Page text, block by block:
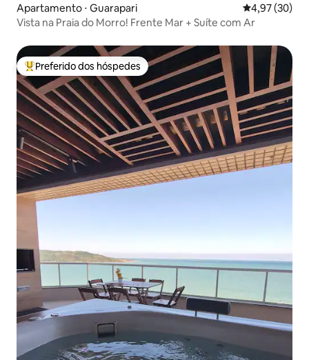
Apartamento ⋅ Guarapari 4,97 de uma
4,97 (30)
Vista na Praia do Morro! Frente Mar + Suíte com Ar
Entre os melhores preferidos dos hóspedes
Preferido dos hóspedes